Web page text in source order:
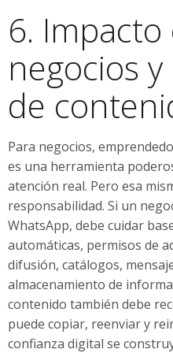
6. Impacto
negocios
de
Para negocios,
es una herramienta
atención real. Pero esa
responsabilidad. Si un
WhatsApp, debe cuidar
automáticas, permisos de
difusión, catálogos,
almacenamiento de
contenido también debe
puede copiar, reenviar y
confianza digital se